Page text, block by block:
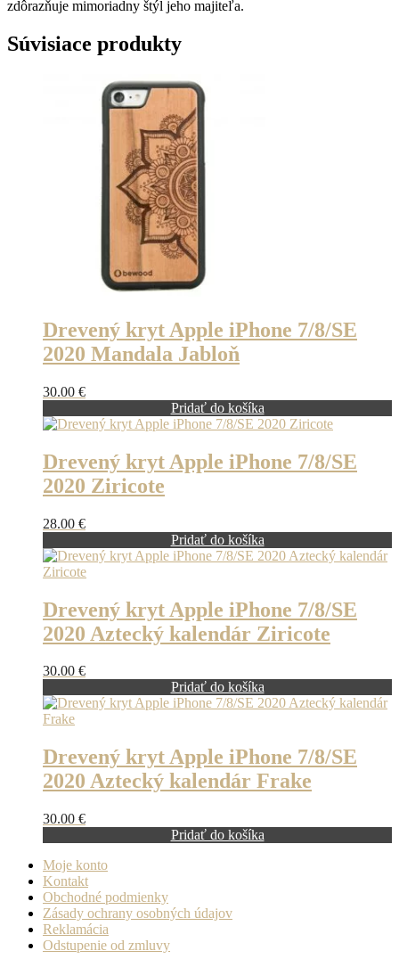
zdôrazňuje mimoriadny štýl jeho majiteľa.
Súvisiace produkty
Drevený kryt Apple iPhone 7/8/SE
2020 Mandala Jabloň
30.00 €
Pridať do košíka
Drevený kryt Apple iPhone 7/8/SE
2020 Ziricote
28.00 €
Pridať do košíka
Drevený kryt Apple iPhone 7/8/SE
2020 Aztecký kalendár Ziricote
30.00 €
Pridať do košíka
Drevený kryt Apple iPhone 7/8/SE
2020 Aztecký kalendár Frake
30.00 €
Pridať do košíka
Moje konto
Kontakt
Obchodné podmienky
Zásady ochrany osobných údajov
Reklamácia
Odstupenie od zmluvy